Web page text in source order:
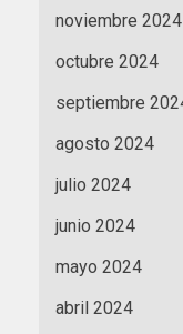
noviembre 2024
octubre 2024
septiembre
agosto 2024
julio 2024
junio 2024
mayo 2024
abril 2024